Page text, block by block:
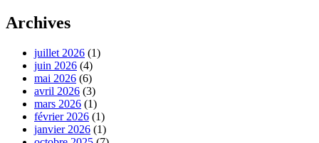
Archives
juillet 2026 (1)
juin 2026 (4)
mai 2026 (6)
avril 2026 (3)
mars 2026 (1)
février 2026 (1)
janvier 2026 (1)